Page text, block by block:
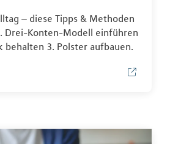
– diese Tipps & Methoden
Drei-Konten-Modell einführen
behalten 3. Polster aufbauen.